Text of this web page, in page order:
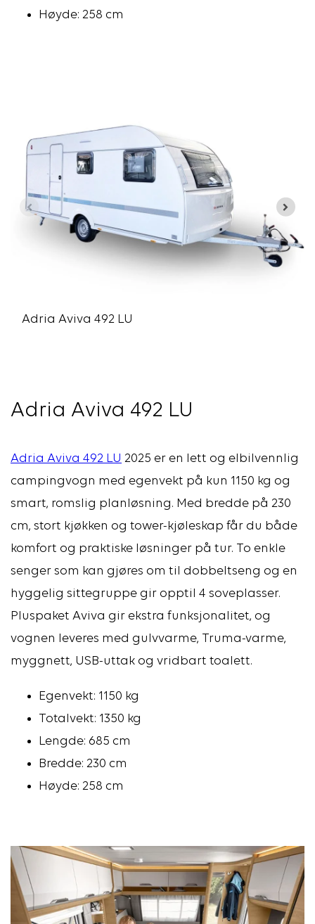
Høyde: 258 cm
Adria Aviva 492 LU
Adria Aviva 492 LU
Adria Aviva 492 LU 2025 er en lett og elbilvennlig
campingvogn med egenvekt på kun 1150 kg og
smart, romslig planløsning. Med bredde på 230
cm, stort kjøkken og tower-kjøleskap får du både
komfort og praktiske løsninger på tur. To enkle
senger som kan gjøres om til dobbeltseng og en
hyggelig sittegruppe gir opptil 4 soveplasser.
Pluspaket Aviva gir ekstra funksjonalitet, og
vognen leveres med gulvvarme, Truma-varme,
myggnett, USB-uttak og vridbart toalett.
Egenvekt: 1150 kg
Totalvekt: 1350 kg
Lengde: 685 cm
Bredde: 230 cm
Høyde: 258 cm